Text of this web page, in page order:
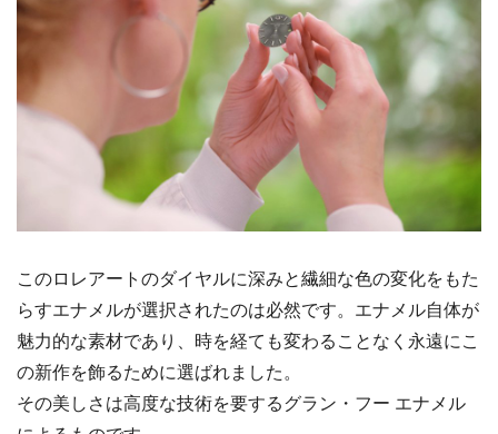
このロレアートのダイヤルに深みと繊細な色の変化をもた
らすエナメルが選択されたのは必然です。エナメル自体が
魅力的な素材であり、時を経ても変わることなく永遠にこ
の新作を飾るために選ばれました。
その美しさは高度な技術を要するグラン・フー エナメル